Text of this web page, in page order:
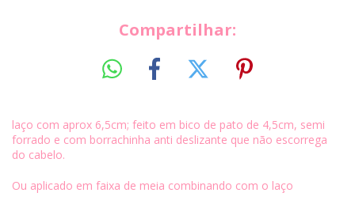
Compartilhar:
laço com aprox 6,5cm; feito em bico de pato de 4,5cm, semi
forrado e com borrachinha anti deslizante que não escorrega
do cabelo.
Ou aplicado em faixa de meia combinando com o laço